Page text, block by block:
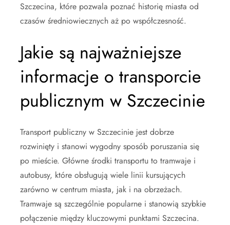
Szczecina, które pozwala poznać historię miasta od
czasów średniowiecznych aż po współczesność.
Jakie są najważniejsze
informacje o transporcie
publicznym w Szczecinie
Transport publiczny w Szczecinie jest dobrze
rozwinięty i stanowi wygodny sposób poruszania się
po mieście. Główne środki transportu to tramwaje i
autobusy, które obsługują wiele linii kursujących
zarówno w centrum miasta, jak i na obrzeżach.
Tramwaje są szczególnie popularne i stanowią szybkie
połączenie między kluczowymi punktami Szczecina.